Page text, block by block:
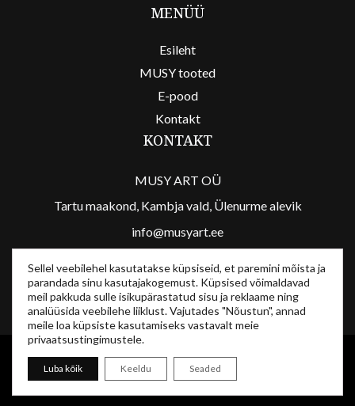
MENÜÜ
Esileht
MUSY tooted
E-pood
Kontakt
KONTAKT
MUSY ART OÜ
Tartu maakond, Kambja vald, Ülenurme alevik
info@musyart.ee
/musyart
MusyArt © 2024
Tellimistingimused-Privaatsuspoliitika
Sellel veebilehel kasutatakse küpsiseid, et paremini mõista ja
parandada sinu kasutajakogemust. Küpsised võimaldavad
meil pakkuda sulle isikupärastatud sisu ja reklaame ning
analüüsida veebilehe liiklust. Vajutades "Nõustun", annad
meile loa küpsiste kasutamiseks vastavalt meie
privaatsustingimustele.
Luba kõik Keeldu Seaded